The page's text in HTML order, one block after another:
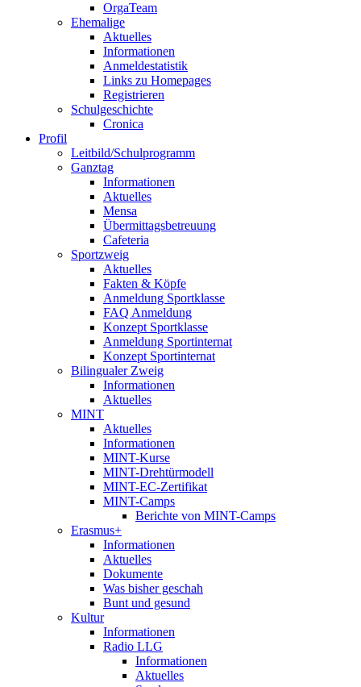
OrgaTeam
Ehemalige
Aktuelles
Informationen
Anmeldestatistik
Links zu Homepages
Registrieren
Schulgeschichte
Cronica
Profil
Leitbild/Schulprogramm
Ganztag
Informationen
Aktuelles
Mensa
Übermittagsbetreuung
Cafeteria
Sportzweig
Aktuelles
Fakten & Köpfe
Anmeldung Sportklasse
FAQ Anmeldung
Konzept Sportklasse
Anmeldung Sportinternat
Konzept Sportinternat
Bilingualer Zweig
Informationen
Aktuelles
MINT
Aktuelles
Informationen
MINT-Kurse
MINT-Drehtürmodell
MINT-EC-Zertifikat
MINT-Camps
Berichte von MINT-Camps
Erasmus+
Informationen
Aktuelles
Dokumente
Was bisher geschah
Bunt und gesund
Kultur
Informationen
Radio LLG
Informationen
Aktuelles